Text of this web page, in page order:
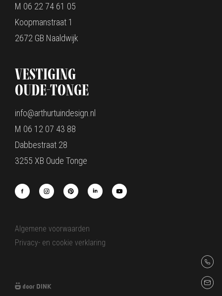
M 06 22 74 61 05
Koopmanstraat 1
2672 GB Naaldwijk
Vestiging
oude-Tonge
info@arthurtuindesign.nl
M 06 12 07 43 88
Dabbestraat 28
3255 XB Oude Tonge
Algemene voorwaarden
Privacy- en cookie verklaring